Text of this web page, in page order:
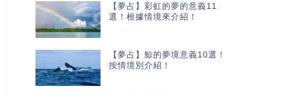
【夢占】彩虹的夢的意義11
選！根據情境來介紹！
【夢占】鯨的夢境意義10選！
按情境別介紹！